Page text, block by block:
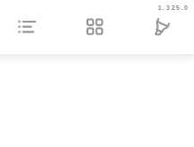
1.325.0